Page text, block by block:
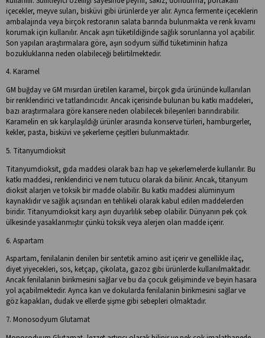
içecekler, meyve suları, bisküvi gibi ürünlerde yer alır. Ayrıca fermente içeceklerin
ambalajında veya birçok restoranın salata barında bulunmakta ve renk kıvamı
korumak için kullanılır. Ancak aşırı tüketildiğinde sağlık sorunlarına yol açabilir.
Son yapılan araştırmalara göre, aşırı sodyum sülfid tüketiminin hafıza
bozukluklarına neden olabileceği belirtilmektedir.
4. Karamel
GM buğday ve GM mısırdan üretilen karamel, birçok gıda ürününde kullanılan
bir renklendirici ve tatlandırıcıdır. Ancak içerisinde bulunan bu katkı maddeleri,
bazı araştırmalara göre kansere neden olabilecek bileşenleri barındırabilir.
Karamelin en sık karşılaşıldığı ürünler arasında konserve türleri, hamburgerler,
kekler, pasta, bisküvi ve şekerleme çeşitleri bulunmaktadır.
5. Titanyumdioksit
Titanyumdioksit, gıda maddesi olarak bazı hap ve şekerlemelerde kullanılır. Bu
katkı maddesi, renklendirici ve nem tutucu olarak da bilinir. Ancak, titanyum
dioksit alarjen ve toksik bir madde olabilir. Bu katkı maddesi alüminyum
kaynaklıdır ve sağlık açısından en tehlikeli olarak kabul edilen maddelerden
biridir. Titanyumdioksit karşı aşırı duyarlılık sebep olabilir. Dünyanın pek çok
ülkesinde yasaklanmıştır çünkü toksik veya alerjen olan madde içerir.
6. Aspartam
Aspartam, fenilalanin denilen bir sentetik amino asit içerir ve genellikle ilaç,
diyet yiyecekleri, sos, ketçap, çikolata, gazoz gibi ürünlerde kullanılmaktadır.
Ancak fenilalanin birikmesini sağlar ve bu da çocuk gelişiminde ve beyin hasara
yol açabilmektedir. Ayrıca kan ve dokularda fenilalanin birikmesini sağlar ve
göz kapakları, dudak ve ellerde şişme gibi sebepleri olmaktadır.
7. Monosodyum Glutamat